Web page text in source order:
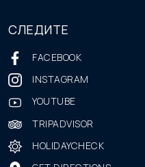
СЛЕДИТЕ
FACEBOOK
INSTAGRAM
YOUTUBE
TRIPADVISOR
HOLIDAYCHECK